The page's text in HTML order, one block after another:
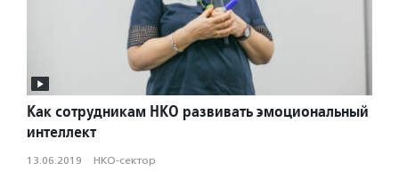
Как сотрудникам НКО развивать эмоциональный
интеллект
13.06.2019 · НКО-сектор